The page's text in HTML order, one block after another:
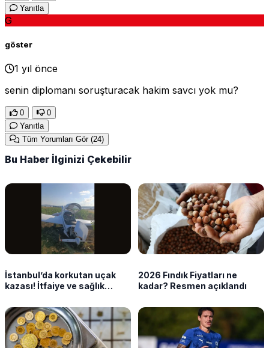
Yanıtla
G
göster
1 yıl önce
senin diplomanı soruşturacak hakim savcı yok mu?
0
0
Yanıtla
Tüm Yorumları Gör (24)
Bu Haber İlginizi Çekebilir
İstanbul’da korkutan uçak
kazası! İtfaiye ve sağlık
2026 Fındık Fiyatları ne
kadar? Resmen açıklandı